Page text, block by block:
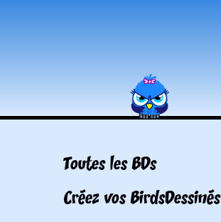
Toutes les BDs
Créez vos BirdsDessinés